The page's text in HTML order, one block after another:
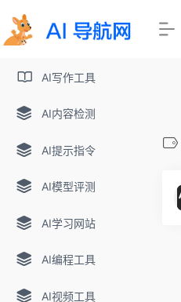
AI写作工具
AI内容检测
AI提示指令
AI模型评测
AI学习网站
AI编程工具
AI视频工具